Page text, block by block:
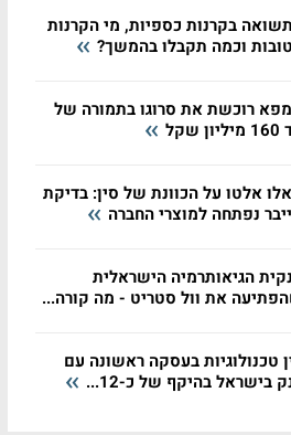
בקרנות כספיות, מי הקרנות
וכמה תקבלו בהמשך?
רוכשת את סרוגו בתמורה של
שקל
אלטו על הכוונת של סין: בדיקת
נפתחה למוצרי החברה
הגיאותרמיה הישראלית
את וול סטריט - מה קורה...
טכנולוגיות בעסקה ראשונה עם
בישראל בהיקף של כ-12...